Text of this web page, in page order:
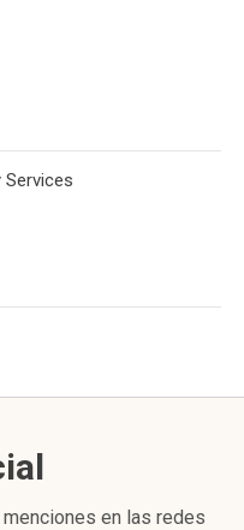
Services
en las redes